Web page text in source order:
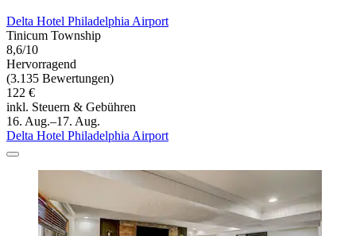
Delta Hotel Philadelphia Airport
Tinicum Township
8,6/10
Hervorragend
(3.135 Bewertungen)
122 €
inkl. Steuern & Gebühren
16. Aug.–17. Aug.
Delta Hotel Philadelphia Airport